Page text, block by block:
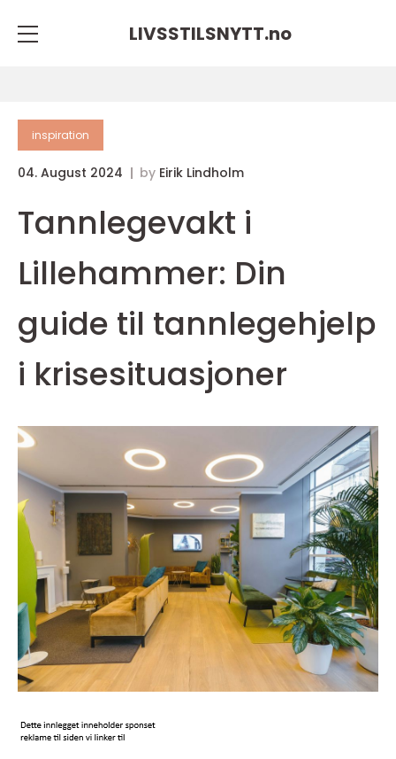
LIVSSTILSNYTT.no
inspiration
04. August 2024 by Eirik Lindholm
Tannlegevakt i
Lillehammer: Din
guide til tannlegehjelp
i krisesituasjoner